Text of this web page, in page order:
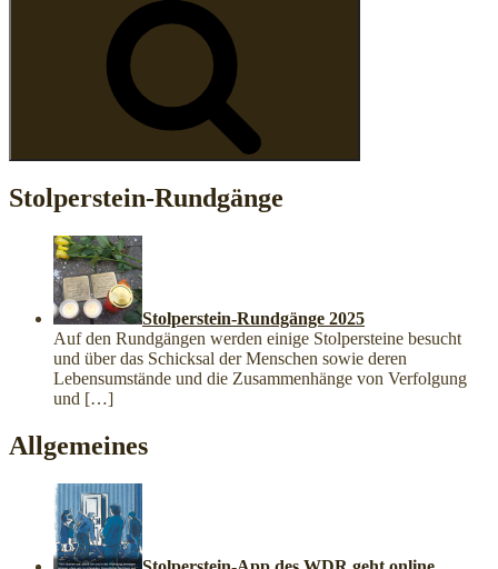
Stolperstein-Rundgänge
Stolperstein-Rundgänge 2025
Auf den Rundgängen werden einige Stolpersteine besucht
und über das Schicksal der Menschen sowie deren
Lebensumstände und die Zusammenhänge von Verfolgung
und […]
Allgemeines